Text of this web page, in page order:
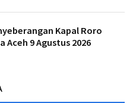
Kapal Roro
Aceh 9 Agustus 2026